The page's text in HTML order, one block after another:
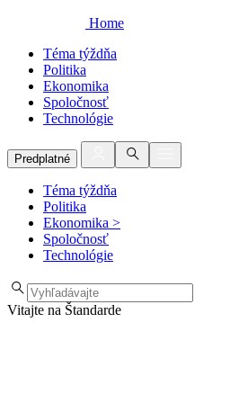
Home
Téma týždňa
Politika
Ekonomika
Spoločnosť
Technológie
Predplatné
Téma týždňa
Politika
Ekonomika >
Spoločnosť
Technológie
Vitajte na Štandarde